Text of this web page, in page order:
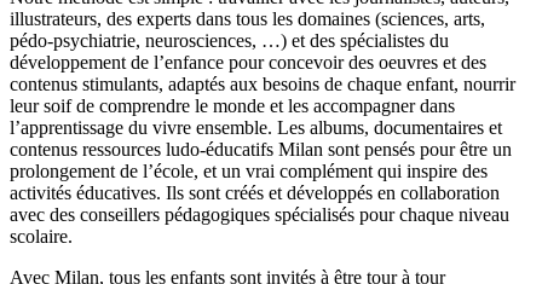
illustrateurs, des experts dans tous les domaines (sciences, arts,
pédo-psychiatrie, neurosciences, …) et des spécialistes du
développement de l’enfance pour concevoir des oeuvres et des
contenus stimulants, adaptés aux besoins de chaque enfant, nourrir
leur soif de comprendre le monde et les accompagner dans
l’apprentissage du vivre ensemble. Les albums, documentaires et
contenus ressources ludo-éducatifs Milan sont pensés pour être un
prolongement de l’école, et un vrai complément qui inspire des
activités éducatives. Ils sont créés et développés en collaboration
avec des conseillers pédagogiques spécialisés pour chaque niveau
scolaire.
Avec Milan, tous les enfants sont invités à être tour à tour